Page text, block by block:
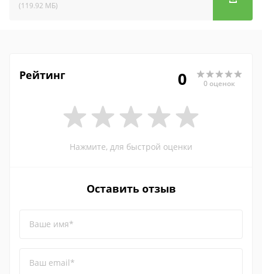
(119.92 МБ)
Рейтинг 0 0 оценок
Нажмите, для быстрой оценки
Оставить отзыв
Ваше имя*
Ваш email*